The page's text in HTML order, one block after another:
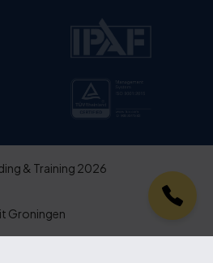
& Training 2026
Groningen